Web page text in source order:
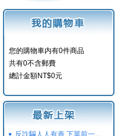
您的購物車内有0件商品
共有0不含郵費
總計金額NT$0元
反詐騙人人有責 下單前一定要注意